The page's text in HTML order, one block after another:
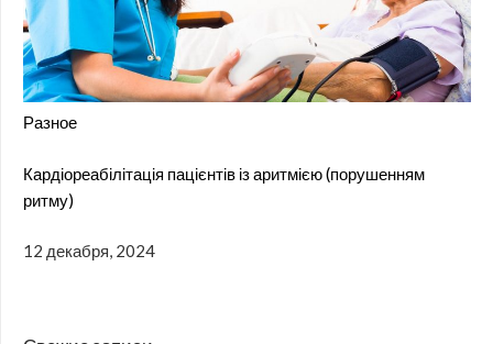
Разное
Кардіореабілітація пацієнтів із аритмією (порушенням
ритму)
12 декабря, 2024